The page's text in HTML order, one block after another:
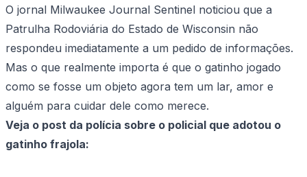
O jornal Milwaukee Journal Sentinel noticiou que a
Patrulha Rodoviária do Estado de Wisconsin não
respondeu imediatamente a um pedido de informações.
Mas o que realmente importa é que o gatinho jogado
como se fosse um objeto agora tem um lar, amor e
alguém para cuidar dele como merece.
Veja o post da polícia sobre o policial que adotou o
gatinho frajola: